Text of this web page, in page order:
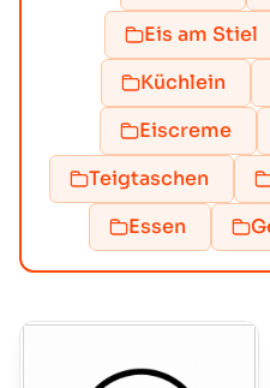
Eis am Stiel
Küchlein
Eiscreme
Teigtaschen
Essen